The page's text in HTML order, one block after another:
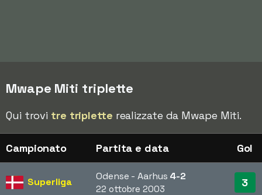
Mwape Miti triplette
Qui trovi tre triplette realizzate da Mwape Miti.
Campionato Partita e data Gol
Superliga Odense - Aarhus 4-2
22 ottobre 2003 3